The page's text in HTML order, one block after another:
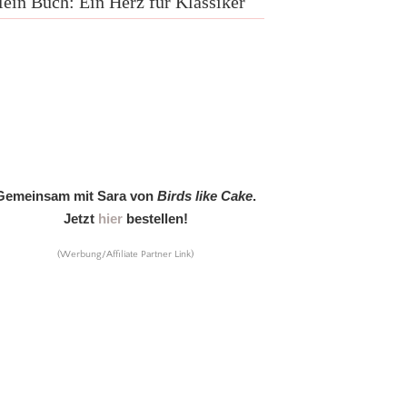
mit Sara vonBirds like Cake.
Jetzt hierbestellen!
(Werbung/Affiliate Partner Link)